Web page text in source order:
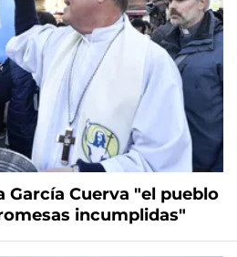
García Cuerva "el pueblo
incumplidas"